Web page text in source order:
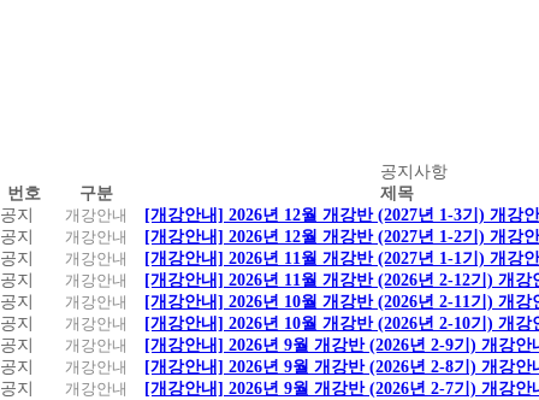
지
사
항
공지사항
번호
구분
제목
공지
개강안내
[개강안내] 2026년 12월 개강반 (2027년 1-3기) 개강
공지
개강안내
[개강안내] 2026년 12월 개강반 (2027년 1-2기) 개강
공지
개강안내
[개강안내] 2026년 11월 개강반 (2027년 1-1기) 개강
공지
개강안내
[개강안내] 2026년 11월 개강반 (2026년 2-12기) 개강
공지
개강안내
[개강안내] 2026년 10월 개강반 (2026년 2-11기) 개강
공지
개강안내
[개강안내] 2026년 10월 개강반 (2026년 2-10기) 개강
공지
개강안내
[개강안내] 2026년 9월 개강반 (2026년 2-9기) 개강안
공지
개강안내
[개강안내] 2026년 9월 개강반 (2026년 2-8기) 개강안
공지
개강안내
[개강안내] 2026년 9월 개강반 (2026년 2-7기) 개강안